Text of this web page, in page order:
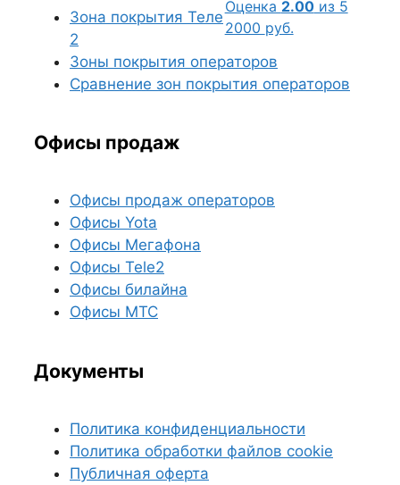
Оценка 2.00из 5
2000 руб.
Зона покрытия Теле
2
Зоны покрытия операторов
Сравнение зон покрытия операторов
Офисы продаж
Офисы продаж операторов
Офисы Yota
Офисы Мегафона
Офисы Tele2
Офисы билайна
Офисы МТС
Документы
Политика конфиденциальности
Политика обработки файлов cookie
Публичная оферта